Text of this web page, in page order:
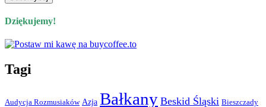
Dziękujemy!
Tagi
Audycja Rozmusiaków Azja Bałkany Beskid Śląski Bieszczady